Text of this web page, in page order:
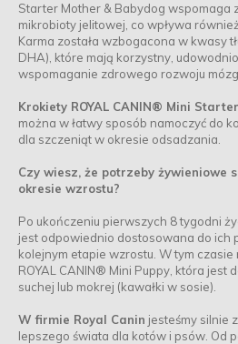
Starter Mother & Babydog wspomaga
mikrobioty jelitowej, co wpływa
Karma została wzbogacona w kwasy
DHA), które mają korzystny,
wspomaganie zdrowego rozwoju
Krokiety ROYAL CANIN® Mini
można w łatwy sposób namoczyć do
dla szczeniąt w okresie odsadzania.
Czy wiesz, że potrzeby żywieniowe
okresie wzrostu?
Po ukończeniu pierwszych 8 tygodni
jest odpowiednio dostosowana do ich
kolejnym etapie wzrostu. W tym czasie
ROYAL CANIN® Mini Puppy, która jest
suchej lub mokrej (kawałki w sosie).
W firmie Royal Canin jesteśmy silnie
lepszego świata dla kotów i psów. Od